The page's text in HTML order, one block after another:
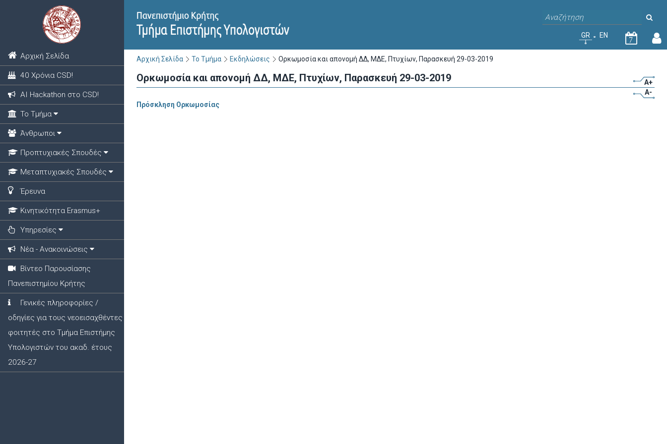
Αρχική Σελίδα
40 Χρόνια CSD!
ΑΙ Hackathon στο CSD!
Το Τμήμα
Άνθρωποι
Προπτυχιακές Σπουδές
Μεταπτυχιακές Σπουδές
Έρευνα
Κινητικότητα Erasmus+
Υπηρεσίες
Νέα - Ανακοινώσεις
Βίντεο Παρουσίασης
Πανεπιστημίου Κρήτης
Γενικές πληροφορίες /
οδηγίες για τους νεοεισαχθέντες
φοιτητές στο Τμήμα Επιστήμης
Υπολογιστών του ακαδ. έτους
2026-27
GR EN
7
Αρχική Σελίδα Το Τμήμα Εκδηλώσεις Ορκωμοσία και απονομή ΔΔ, ΜΔΕ, Πτυχίων, Παρασκευή 29-03-2019
Ορκωμοσία και απονομή ΔΔ, ΜΔΕ, Πτυχίων, Παρασκευή 29-03-2019
A+
A-
Πρόσκληση Ορκωμοσίας